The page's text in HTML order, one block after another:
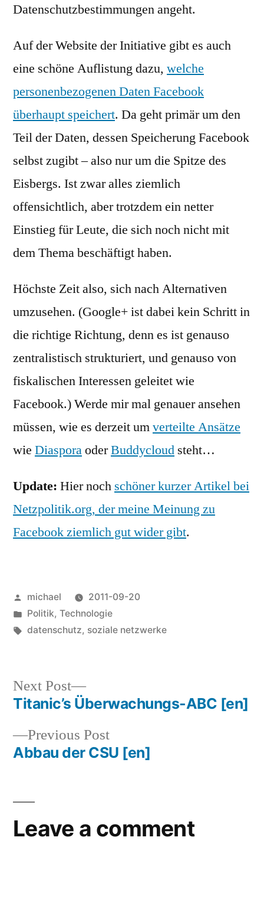
Datenschutzbestimmungen angeht.
Auf der Website der Initiative gibt es auch
eine schöne Auflistung dazu, welche
personenbezogenen Daten Facebook
überhaupt speichert. Da geht primär um den
Teil der Daten, dessen Speicherung Facebook
selbst zugibt ‒ also nur um die Spitze des
Eisbergs. Ist zwar alles ziemlich
offensichtlich, aber trotzdem ein netter
Einstieg für Leute, die sich noch nicht mit
dem Thema beschäftigt haben.
Höchste Zeit also, sich nach Alternativen
umzusehen. (Google+ ist dabei kein Schritt in
die richtige Richtung, denn es ist genauso
zentralistisch strukturiert, und genauso von
fiskalischen Interessen geleitet wie
Facebook.) Werde mir mal genauer ansehen
müssen, wie es derzeit umverteilte Ansätze
wie DiasporaoderBuddycloud steht…
Update: Hier noch schöner kurzer Artikel bei
Netzpolitik.org, der meine Meinung zu
Facebook ziemlich gut wider gibt.
Posted
by
michael
2011-09-20
Posted
in
Politik, Technologie
Tags:
datenschutz, soziale netzwerke
Post
navigation
Previous PostPrevious
post:
Abbau der CSU [en]
Next Post
Next
post:
Titanic’s Überwachungs-ABC [en]
Leave a comment